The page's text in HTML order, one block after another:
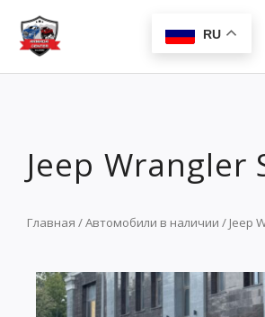
Перейти
содержимому
RU
Jeep Wrangler
Главная /Автомобили в наличии / Jeep